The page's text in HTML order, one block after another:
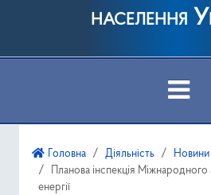
населення
Діяльність
Головна Діяльність
Новини
Планова інспекція Міжнародного
енергії